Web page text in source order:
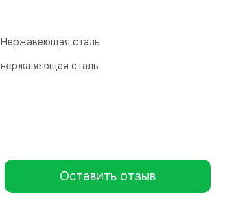
Нержавеющая сталь
нержавеющая сталь
Оставить отзыв